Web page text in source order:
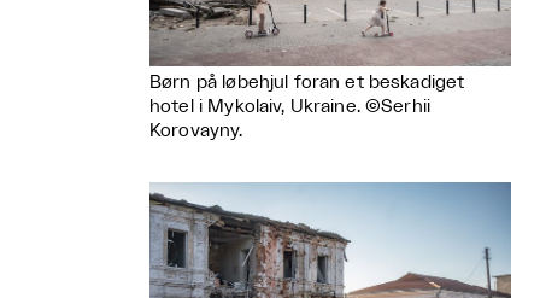
Børn på løbehjul foran et beskadiget
hotel i Mykolaiv, Ukraine. ©Serhii
Korovayny.